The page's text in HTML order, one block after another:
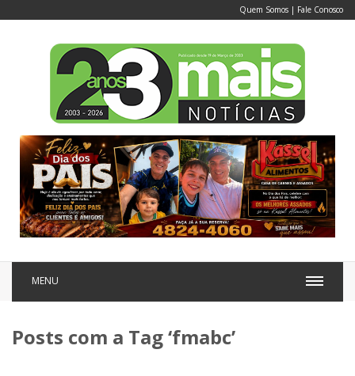
Quem Somos | Fale Conosco
MENU
Posts com a Tag ‘fmabc’